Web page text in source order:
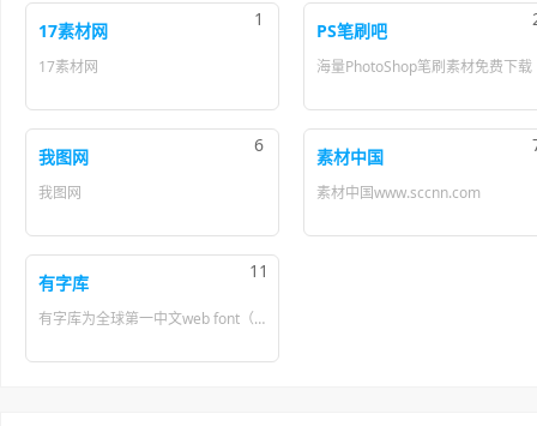
1
17素材网
17素材网
PS笔刷吧
海量PhotoShop笔刷素材免费下载
6
我图网
我图网
素材中国
素材中国www.sccnn.com
11
有字库
有字库为全球第一中文web font（在线字体）服务平台，专为网页设计师提供在线字体。有字库中文webfont首选。